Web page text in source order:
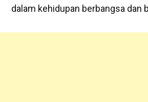
dalam kehidupan berbangsa dan